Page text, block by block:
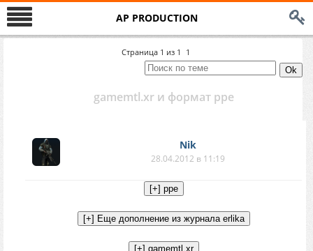
AP PRODUCTION
Страница 1 из 1 1
gamemtl.xr и формат ppe
Nik
28.04.2012 в 11:19